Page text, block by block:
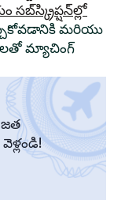
సబ్‌స్క్రిప్షన్‌ల్లో
మరియు
మ్యాచింగ్
జత